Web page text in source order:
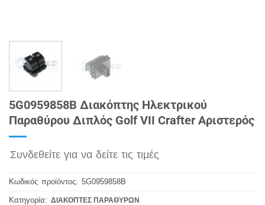
5G0959858B Διακόπτης Ηλεκτρικού
Παραθύρου Διπλός Golf VII Crafter Αριστερός
Συνδεθείτε για να δείτε τις τιμές
Κωδικός προϊόντος: 5G0959858B
Κατηγορία: ΔΙΑΚΟΠΤΕΣ ΠΑΡΑΘΥΡΩΝ